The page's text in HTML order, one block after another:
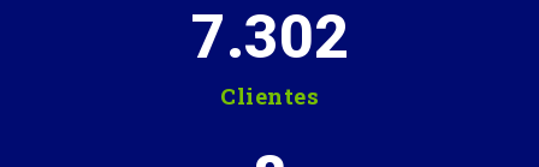
Clientes
7.302